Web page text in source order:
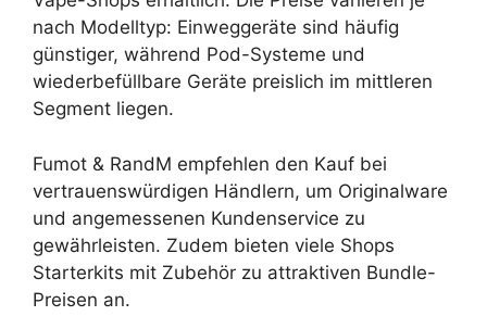
nach Modelltyp: Einweggeräte sind häufig
günstiger, während Pod-Systeme und
wiederbefüllbare Geräte preislich im mittleren
Segment liegen.
Fumot & RandM empfehlen den Kauf bei
vertrauenswürdigen Händlern, um Originalware
und angemessenen Kundenservice zu
gewährleisten. Zudem bieten viele Shops
Starterkits mit Zubehör zu attraktiven Bundle-
Preisen an.